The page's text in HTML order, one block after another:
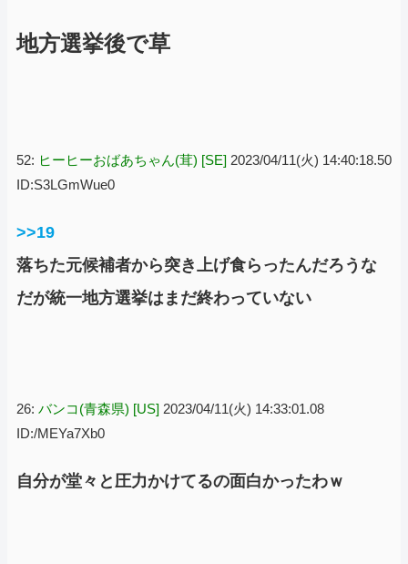
地方選挙後で草
52: ヒーヒーおばあちゃん(茸) [SE] 2023/04/11(火) 14:40:18.50
ID:S3LGmWue0
>>19
落ちた元候補者から突き上げ食らったんだろうな
だが統一地方選挙はまだ終わっていない
26: バンコ(青森県) [US] 2023/04/11(火) 14:33:01.08
ID:/MEYa7Xb0
自分が堂々と圧力かけてるの面白かったわｗ